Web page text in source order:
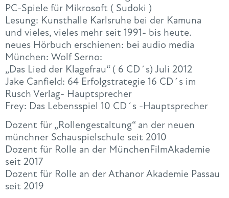
PC-Spiele für Mikrosoft ( Sudoki )
Lesung: Kunsthalle Karlsruhe bei der Kamuna
und vieles, vieles mehr seit 1991- bis heute.
neues Hörbuch erschienen: bei audio media
München: Wolf Serno:
„Das Lied der Klagefrau“ ( 6 CD´s) Juli 2012
Jake Canfield: 64 Erfolgstrategie 16 CD´s im
Rusch Verlag- Hauptsprecher
Frey: Das Lebensspiel 10 CD´s -Hauptsprecher
Dozent für „Rollengestaltung“ an der neuen
münchner Schauspielschule seit 2010
Dozent für Rolle an der MünchenFilmAkademie
seit 2017
Dozent für Rolle an der Athanor Akademie Passau
seit 2019